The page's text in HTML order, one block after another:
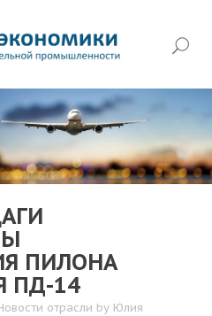
ПИЛОНА
ПД-14
отрасли by Юлия